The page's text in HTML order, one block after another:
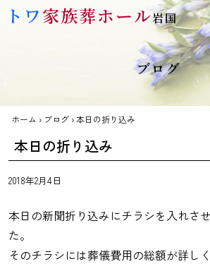
Skip to main content
トワ家族葬ホール岩国
ブログ
ホーム › ブログ ›本日の折り込み
本日の折り込み
2018年2月4日
本日の新聞折り込みにチラシを入れさ
た。
そのチラシには葬儀費用の総額が詳し